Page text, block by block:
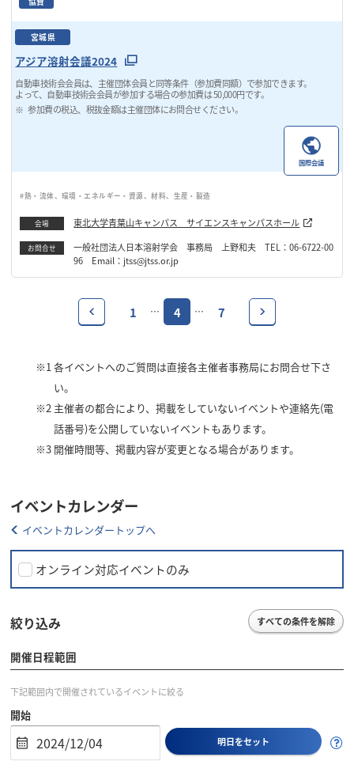
宮城県
アジア溶射会議2024
自動車技術会会員は、主催団体会員と同等条件（参加費同額）で参加できます。
よって、自動車技術会会員が参加する場合の参加費は 50,000円です。
参加費の税込、税抜金額は主催団体にお問合せください。
国際会議
#熱・流体、環境・エネルギー・資源、材料、生産・製造
会場 東北大学青葉山キャンパス サイエンスキャンパスホール
お問合せ
一般社団法人日本溶射学会 事務局 上野和夫 TEL：06-6722-00
96 Email：jtss@jtss.or.jp
1 … 4 … 7
※1各イベントへのご質問は直接各主催者事務局にお問合せ下さ
い。
※2 主催者の都合により、掲載をしていないイベントや連絡先(電
話番号)を公開していないイベントもあります。
※3 開催時間等、掲載内容が変更となる場合があります。
イベントカレンダー
イベントカレンダートップへ
オンライン対応イベントのみ
絞り込み すべての条件を解除
開催日程範囲
下記範囲内で開催されているイベントに絞る
開始
明日をセット